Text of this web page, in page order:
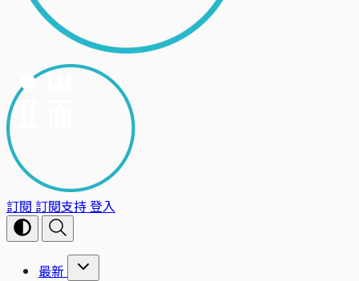
訂閱 訂閱支持登入
最新